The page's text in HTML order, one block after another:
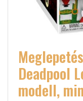
Deadpool
modell,